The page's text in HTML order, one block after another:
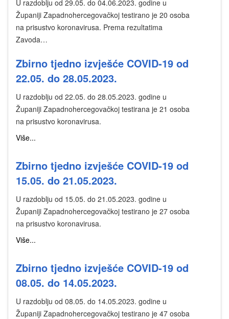
U razdoblju od 29.05. do 04.06.2023. godine u
Županiji Zapadnohercegovačkoj testirano je 20 osoba
na prisustvo koronavirusa. Prema rezultatima
Zavoda…
Zbirno tjedno izvješće COVID-19 od
22.05. do 28.05.2023.
U razdoblju od 22.05. do 28.05.2023. godine u
Županiji Zapadnohercegovačkoj testirana je 21 osoba
na prisustvo koronavirusa.
Više...
Zbirno tjedno izvješće COVID-19 od
15.05. do 21.05.2023.
U razdoblju od 15.05. do 21.05.2023. godine u
Županiji Zapadnohercegovačkoj testirano je 27 osoba
na prisustvo koronavirusa.
Više...
Zbirno tjedno izvješće COVID-19 od
08.05. do 14.05.2023.
U razdoblju od 08.05. do 14.05.2023. godine u
Županiji Zapadnohercegovačkoj testirano je 47 osoba